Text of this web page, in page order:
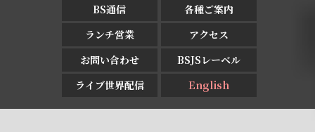
BS通信
各種ご案内
ランチ営業
アクセス
お問い合わせ
BSJSレーベル
ライブ世界配信
English